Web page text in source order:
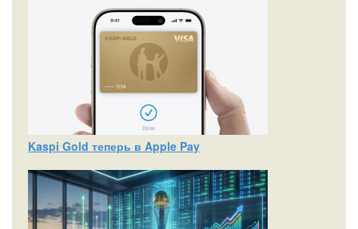
Kaspi Gold теперь в Apple Pay